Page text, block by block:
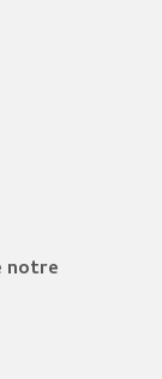
notre